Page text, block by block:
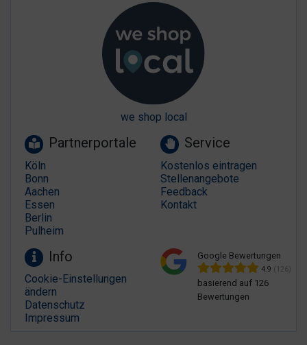
we shop local
Partnerportale
Köln
Bonn
Aachen
Essen
Berlin
Pulheim
Service
Kostenlos eintragen
Stellenangebote
Feedback
Kontakt
Info
Cookie-Einstellungen
ändern
Datenschutz
Impressum
Google Bewertungen
4.9 (126)
basierend auf 126
Bewertungen